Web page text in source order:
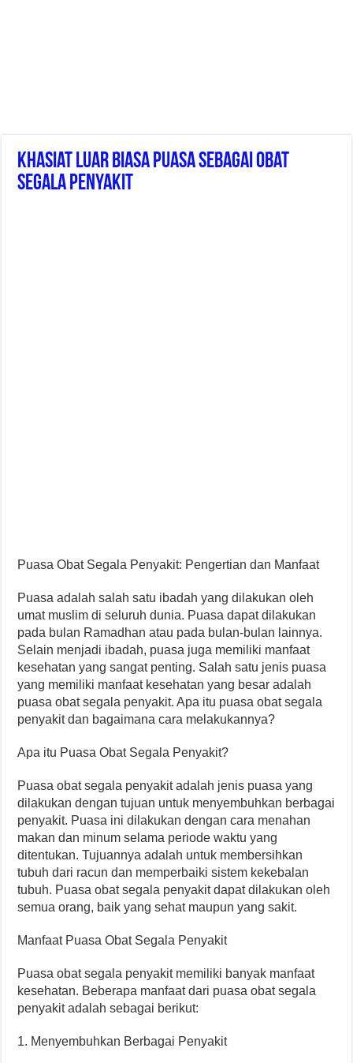
Khasiat Luar Biasa Puasa Sebagai Obat
Segala Penyakit
Puasa Obat Segala Penyakit: Pengertian dan Manfaat
Puasa adalah salah satu ibadah yang dilakukan oleh
umat muslim di seluruh dunia. Puasa dapat dilakukan
pada bulan Ramadhan atau pada bulan-bulan lainnya.
Selain menjadi ibadah, puasa juga memiliki manfaat
kesehatan yang sangat penting. Salah satu jenis puasa
yang memiliki manfaat kesehatan yang besar adalah
puasa obat segala penyakit. Apa itu puasa obat segala
penyakit dan bagaimana cara melakukannya?
Apa itu Puasa Obat Segala Penyakit?
Puasa obat segala penyakit adalah jenis puasa yang
dilakukan dengan tujuan untuk menyembuhkan berbagai
penyakit. Puasa ini dilakukan dengan cara menahan
makan dan minum selama periode waktu yang
ditentukan. Tujuannya adalah untuk membersihkan
tubuh dari racun dan memperbaiki sistem kekebalan
tubuh. Puasa obat segala penyakit dapat dilakukan oleh
semua orang, baik yang sehat maupun yang sakit.
Manfaat Puasa Obat Segala Penyakit
Puasa obat segala penyakit memiliki banyak manfaat
kesehatan. Beberapa manfaat dari puasa obat segala
penyakit adalah sebagai berikut:
1. Menyembuhkan Berbagai Penyakit